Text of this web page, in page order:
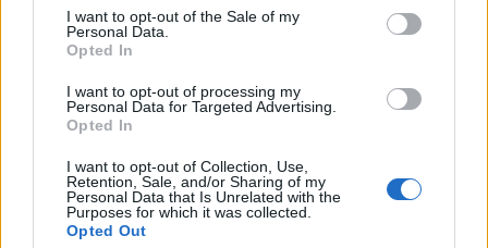
I want to opt-out of the Sale of my
Personal Data.
Opted In
I want to opt-out of processing my
Personal Data for Targeted Advertising.
Opted In
I want to opt-out of Collection, Use,
Retention, Sale, and/or Sharing of my
Personal Data that Is Unrelated with the
Purposes for which it was collected.
Opted Out
αξία της επωνυμίας ανά ανάρτηση
Πρώτος στη λίστα των… influencer